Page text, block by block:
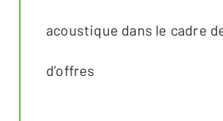
acoustique dans le cadre
d’offres